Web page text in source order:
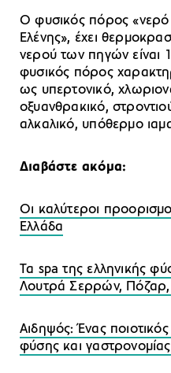
Ο φυσικός πόρος
Ελένης», έχει
νερού των πηγών είναι
φυσικός πόρος
ως υπερτονικό,
οξυανθρακικό,
αλκαλικό, υπόθερμο
Διαβάστε ακόμα:
Οι καλύτεροι
Ελλάδα
Τα spa της ελληνικής
Λουτρά Σερρών,
Αιδηψός: Ένας
φύσης και